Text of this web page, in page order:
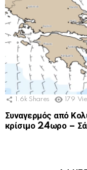
1.6k Shares 179
Συναγερμός από
κρίσιμο 24ωρο –